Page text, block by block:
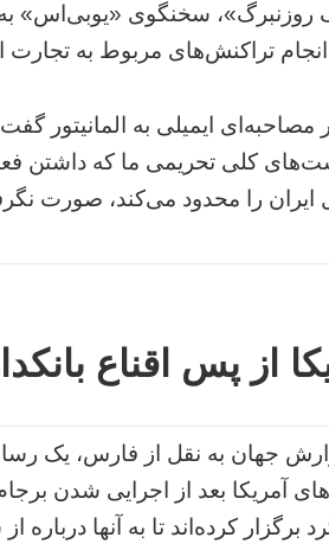
روزنبرگ»، سخنگوی «یو‌بی‌اس» به
تراکنش‌های مربوط به تجارت
مصاحبه‌ای ایمیلی به المانیتور
کلی تحریمی ما که داشتن
ایران را محدود می‌کند، صورت
از پس اقناع
جهان به نقل از فارس، یک
برگزار کرده‌اند تا به آنها